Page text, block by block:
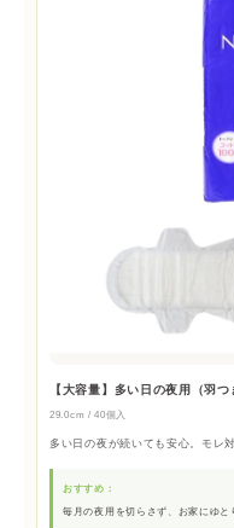
【大容量】多い日の夜用（羽つ
29.0cm / 40個入
多い日の夜が続いても安心。モレ
おすすめ：
毎月の夜用を切らさず、お家にゆと